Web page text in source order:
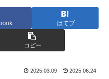
はてブ
コピー
2025.03.09 2025.06.24